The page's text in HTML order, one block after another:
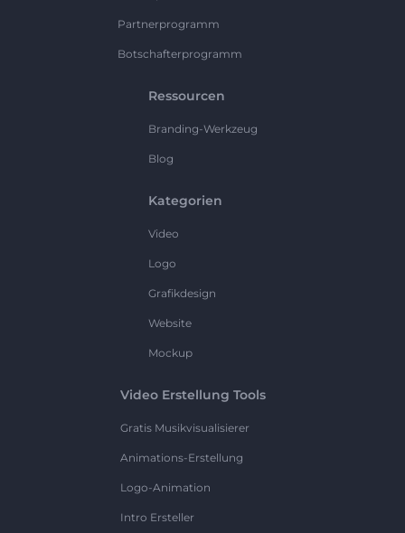
Partnerprogramm
Botschafterprogramm
Ressourcen
Branding-Werkzeug
Blog
Kategorien
Video
Logo
Grafikdesign
Website
Mockup
Video Erstellung Tools
Gratis Musikvisualisierer
Animations-Erstellung
Logo-Animation
Intro Ersteller